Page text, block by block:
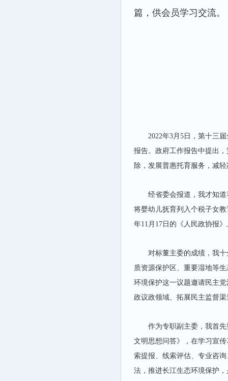
篇，供会员学习交流。
2022年3月5日，第十三
报告。政府工作报告中提出
除，发展普惠托育服务，减
经省委会报道，我才知
将婴幼儿抚育列入个税子女
年11月17日的《人民政协报
对标董主委的成绩，我
质资源保护区、重要湿地等
环境保护这一议题邀请民主
政议政领域、拓展民主监督
作为专职副主委，我首
文明思想问答》，在学习宣
索提报、线索评估、专业咨
法，推进长江生态环境保护